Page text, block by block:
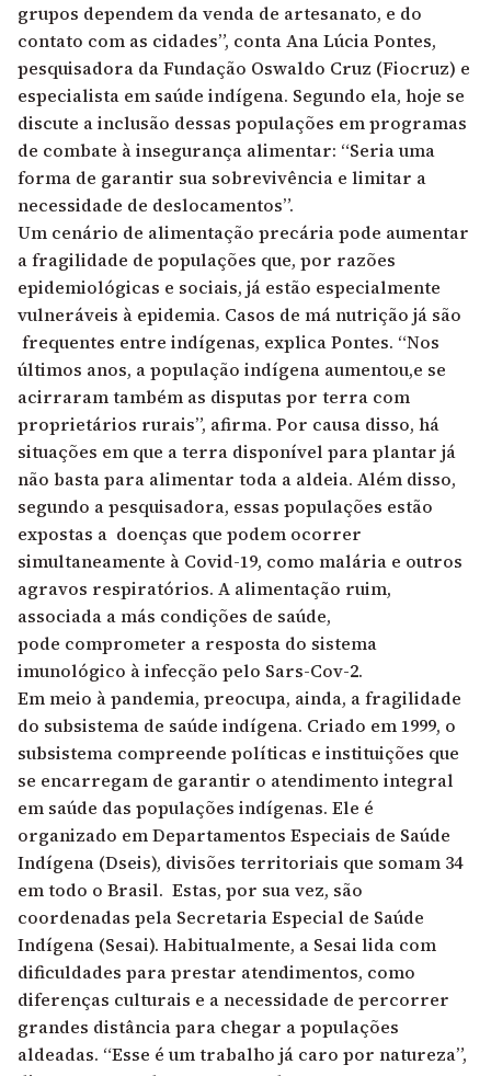
grupos dependem da venda de artesanato, e do
contato com as cidades”, conta Ana Lúcia Pontes,
pesquisadora da Fundação Oswaldo Cruz (Fiocruz) e
especialista em saúde indígena. Segundo ela, hoje se
discute a inclusão dessas populações em programas
de combate à insegurança alimentar: “Seria uma
forma de garantir sua sobrevivência e limitar a
necessidade de deslocamentos”.
Um cenário de alimentação precária pode aumentar
a fragilidade de populações que, por razões
epidemiológicas e sociais, já estão especialmente
vulneráveis à epidemia. Casos de má nutrição já são
frequentes entre indígenas, explica Pontes. “Nos
últimos anos, a população indígena aumentou,e se
acirraram também as disputas por terra com
proprietários rurais”, afirma. Por causa disso, há
situações em que a terra disponível para plantar já
não basta para alimentar toda a aldeia. Além disso,
segundo a pesquisadora, essas populações estão
expostas a doenças que podem ocorrer
simultaneamente à Covid-19, como malária e outros
agravos respiratórios. A alimentação ruim,
associada a más condições de saúde,
pode comprometer a resposta do sistema
imunológico à infecção pelo Sars-Cov-2.
Em meio à pandemia, preocupa, ainda, a fragilidade
do subsistema de saúde indígena. Criado em 1999, o
subsistema compreende políticas e instituições que
se encarregam de garantir o atendimento integral
em saúde das populações indígenas. Ele é
organizado em Departamentos Especiais de Saúde
Indígena (Dseis), divisões territoriais que somam 34
em todo o Brasil. Estas, por sua vez, são
coordenadas pela Secretaria Especial de Saúde
Indígena (Sesai). Habitualmente, a Sesai lida com
dificuldades para prestar atendimentos, como
diferenças culturais e a necessidade de percorrer
grandes distância para chegar a populações
aldeadas. “Esse é um trabalho já caro por natureza”,